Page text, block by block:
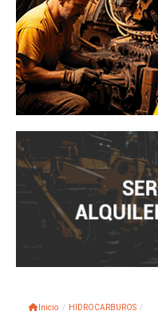
Inicio / HIDROCARBUROS /